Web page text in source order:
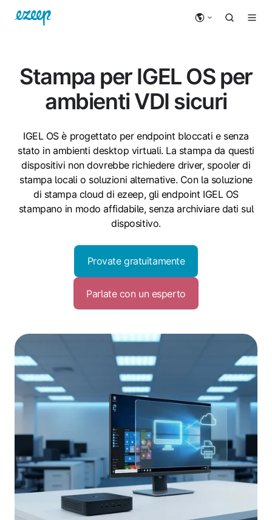
Stampa per IGEL OS per
ambienti VDI sicuri
IGEL OS è progettato per endpoint bloccati e senza
stato in ambienti desktop virtuali. La stampa da questi
dispositivi non dovrebbe richiedere driver, spooler di
stampa locali o soluzioni alternative. Con la soluzione
di stampa cloud di ezeep, gli endpoint IGEL OS
stampano in modo affidabile, senza archiviare dati sul
dispositivo.
Provate gratuitamente
Parlate con un esperto